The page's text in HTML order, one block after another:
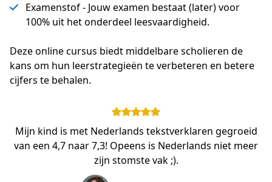
Examenstof - Jouw examen bestaat (later) voor
100% uit het onderdeel leesvaardigheid.
Deze online cursus biedt middelbare scholieren de
kans om hun leerstrategieën te verbeteren en betere
cijfers te behalen.
Mijn kind is met Nederlands tekstverklaren gegroeid
van een 4,7 naar 7,3! Opeens is Nederlands niet meer
zijn stomste vak ;).